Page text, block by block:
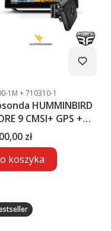
1M + 710310-1
HUMMINBIRD
9 CMSI+ GPS +
LIVE2
zł
koszyka